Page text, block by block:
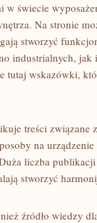
w świecie
Na stronie
stworzyć
industrialnych,
tutaj wskazówki,
treści
na
liczba
stworzyć
źródło wiedzy